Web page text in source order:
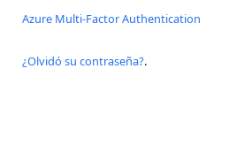
Azure Multi-Factor Authentication
¿Olvidó su contraseña?.